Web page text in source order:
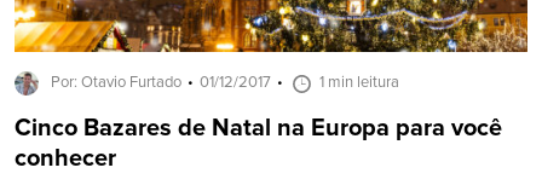
Por: Otavio Furtado 01/12/2017 1 min leitura
Cinco Bazares de Natal na Europa para você
conhecer